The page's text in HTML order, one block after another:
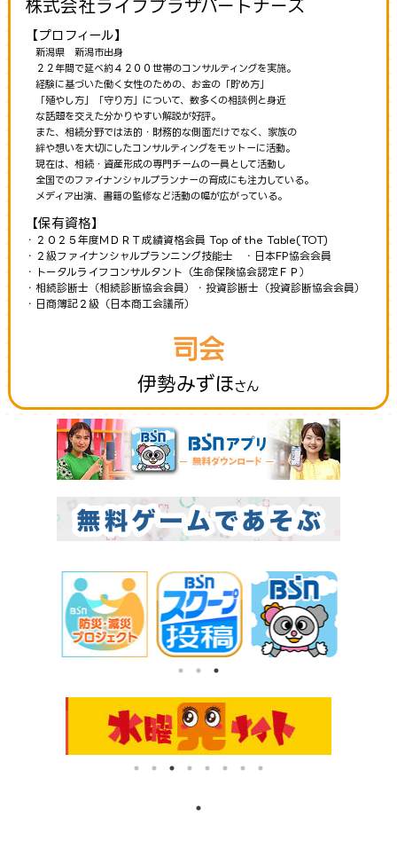
株式会社ライフプラザパートナーズ
【プロフィール】
新潟県 新潟市出身
２２年間で延べ約４２００世帯のコンサルティングを実施。
経験に基づいた働く女性のための、お金の「貯め方」
「殖やし方」「守り方」について、数多くの相談例と身近
な話題を交えた分かりやすい解説が好評。
また、相続分野では法的・財務的な側面だけでなく、家族の
絆や想いを大切にしたコンサルティングをモットーに活動。
現在は、相続・資産形成の専門チームの一員として活動し
全国でのファイナンシャルプランナーの育成にも注力している。
メディア出演、書籍の監修など活動の幅が広がっている。
【保有資格】
・２０２５年度ＭＤＲＴ成績資格会員 Top of the Table(TOT)
・２級ファイナンシャルプランニング技能士 ・日本FP協会会員
・トータルライフコンサルタント（生命保険協会認定ＦＰ）
・相続診断士（相続診断協会会員）・投資診断士（投資診断協会会員）
・日商簿記２級（日本商工会議所）
司会
伊勢みずほさん